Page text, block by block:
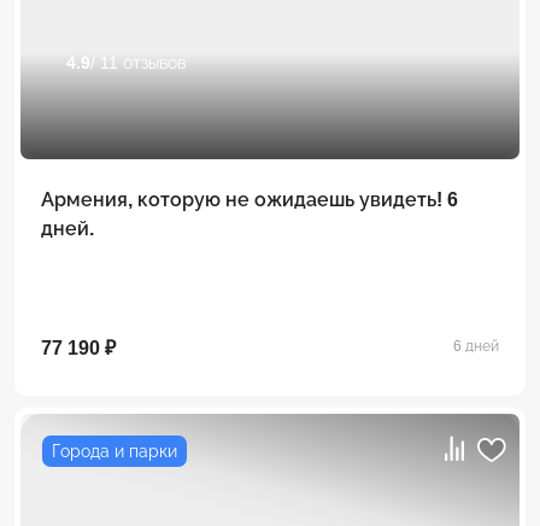
4.9 / 11 отзывов
Армения, которую не ожидаешь увидеть! 6
дней.
77 190 ₽ 6 дней
Города и парки